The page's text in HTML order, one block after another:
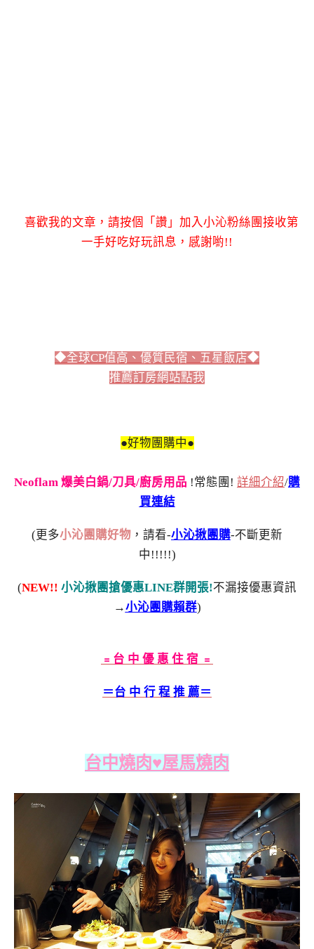
喜歡我的文章，請按個「讚」加入小沁粉絲團接收第
一手好吃好玩訊息，感謝喲!!
◆全球CP值高、優質民宿、五星飯店◆
推薦訂房網站點我
●好物團購中●
Neoflam 爆美白鍋/刀具/廚房用品 !常態團! 詳細介紹/購
買連結
(更多小沁團購好物 ，請看-小沁揪團購-不斷更新
中!!!!!)
(NEW!! 小沁揪團搶優惠LINE群開張!不漏接優惠資訊
→小沁團購賴群)
﹦台 中 優 惠 住 宿 ﹦
＝台 中 行 程 推 薦＝
台中燒肉♥屋馬燒肉